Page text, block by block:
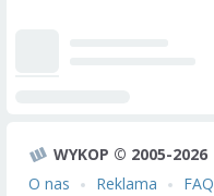
WYKOP © 2005-2026
O nas
Reklama FAQ